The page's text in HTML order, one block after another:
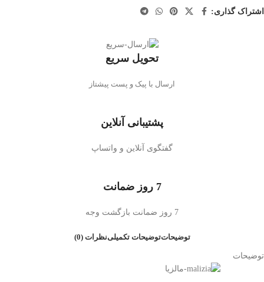
اشتراک گذاری:
تحویل سریع
ارسال با پیک و پست پیشتاز
پشتیبانی آنلاین
گفتگوی آنلاین و واتساپ
7 روز ضمانت
7 روز ضمانت بازگشت وجه
توضیحاتتوضیحات تکمیلینظرات (0)
توضیحات